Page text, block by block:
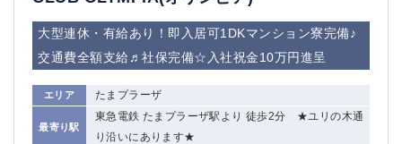
大型連休・有給あり！即入居可1DKマンション寮完備♪
交通費全額支給♬社保完備☆入社祝金10万円進呈
エリア たまプラーザ
最寄り駅
東急電鉄 たまプラーザ駅より 徒歩2分 ★ユリの木通
り沿いにあります★